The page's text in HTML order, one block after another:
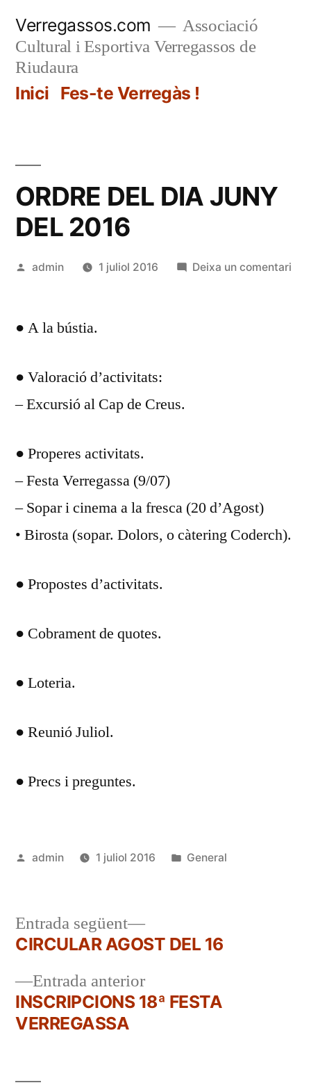
contingut
Verregassos.com
Associació
Cultural i Esportiva Verregassos de
Riudaura
Inici Fes-te Verregàs !
ORDRE DEL DIA JUNY
DEL 2016
Publicat
admin 1 juliol 2016 Deixa un comentari
● A la bústia.
● Valoració d’activitats:
– Excursió al Cap de Creus.
● Properes activitats.
– Festa Verregassa (9/07)
– Sopar i cinema a la fresca (20 d’Agost)
• Birosta (sopar. Dolors, o càtering Coderch).
● Propostes d’activitats.
● Cobrament de quotes.
● Loteria.
● Reunió Juliol.
● Precs i preguntes.
Publicat
admin 1 juliol 2016
Publicat
General
Navegació
d'entrades
Entrada anteriorEntrada
anterior:
INSCRIPCIONS 18ª FESTA
VERREGASSA
Entrada següent
Entrada
següent:
CIRCULAR AGOST DEL 16